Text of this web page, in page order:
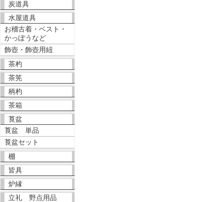
炭道具
水屋道具
お稽古着・ベスト・
かっぽうなど
飾壺・飾壺用紐
茶杓
茶筅
柄杓
茶箱
莨盆
莨盆 単品
莨盆セット
棚
皆具
炉縁
立礼 野点用品